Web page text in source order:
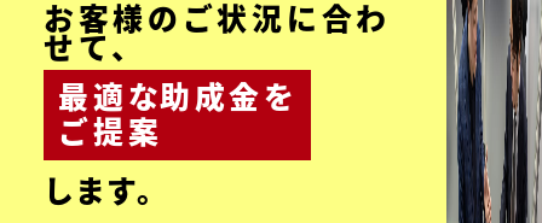
顧客数3,000
お客様の声をもっと見る